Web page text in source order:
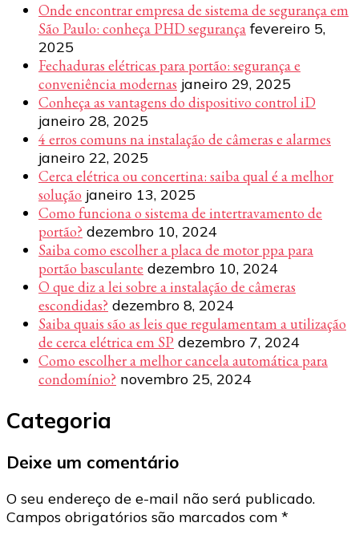
Onde encontrar empresa de sistema de segurança em
São Paulo: conheça PHD segurança fevereiro 5,
2025
Fechaduras elétricas para portão: segurança e
conveniência modernas janeiro 29, 2025
Conheça as vantagens do dispositivo control iD
janeiro 28, 2025
4 erros comuns na instalação de câmeras e alarmes
janeiro 22, 2025
Cerca elétrica ou concertina: saiba qual é a melhor
solução janeiro 13, 2025
Como funciona o sistema de intertravamento de
portão? dezembro 10, 2024
Saiba como escolher a placa de motor ppa para
portão basculante dezembro 10, 2024
O que diz a lei sobre a instalação de câmeras
escondidas? dezembro 8, 2024
Saiba quais são as leis que regulamentam a utilização
de cerca elétrica em SP dezembro 7, 2024
Como escolher a melhor cancela automática para
condomínio? novembro 25, 2024
Categoria
Deixe um comentário
O seu endereço de e-mail não será publicado.
Campos obrigatórios são marcados com *